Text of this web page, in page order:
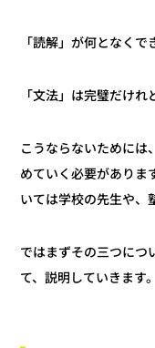
「読解」が何となく
「文法」は完璧だけ
こうならないために
めていく必要がありま
いては学校の先生や、
ではまずその三つにつ
て、説明していきます。